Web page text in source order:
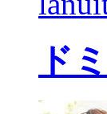
ド